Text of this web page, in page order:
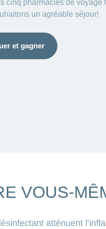
cinq pharmacies de
un agréable séjour!
et gagner
VOUS-
atténuent